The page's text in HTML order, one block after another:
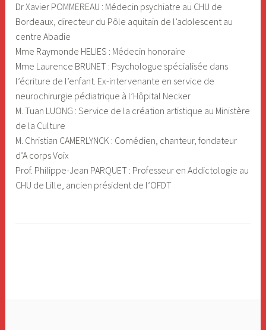
Dr Xavier POMMEREAU : Médecin psychiatre au CHU de
Bordeaux, directeur du Pôle aquitain de l’adolescent au
centre Abadie
Mme Raymonde HELIES : Médecin honoraire
Mme Laurence BRUNET : Psychologue spécialisée dans
l’écriture de l’enfant. Ex-intervenante en service de
neurochirurgie pédiatrique à l’Hôpital Necker
M. Tuan LUONG : Service de la création artistique au Ministère
de la Culture
M. Christian CAMERLYNCK : Comédien, chanteur, fondateur
d’A corps Voix
Prof. Philippe-Jean PARQUET : Professeur en Addictologie au
CHU de Lille, ancien président de l’OFDT